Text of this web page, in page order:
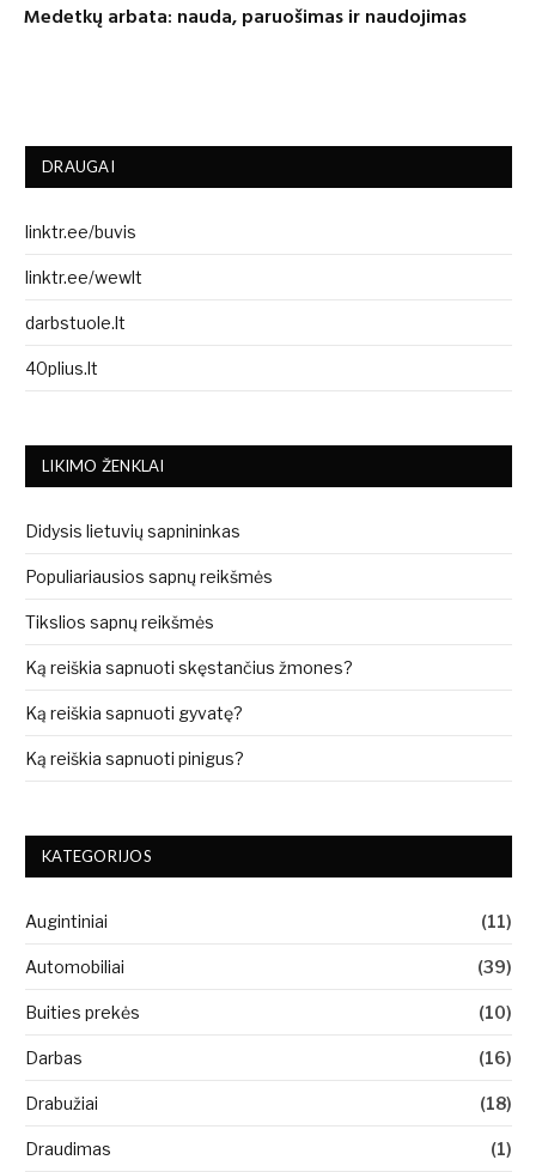
Medetkų arbata: nauda, paruošimas ir naudojimas
DRAUGAI
linktr.ee/buvis
linktr.ee/wewlt
darbstuole.lt
40plius.lt
LIKIMO ŽENKLAI
Didysis lietuvių sapnininkas
Populiariausios sapnų reikšmės
Tikslios sapnų reikšmės
Ką reiškia sapnuoti skęstančius žmones?
Ką reiškia sapnuoti gyvatę?
Ką reiškia sapnuoti pinigus?
KATEGORIJOS
Augintiniai (11)
Automobiliai (39)
Buities prekės (10)
Darbas (16)
Drabužiai (18)
Draudimas (1)